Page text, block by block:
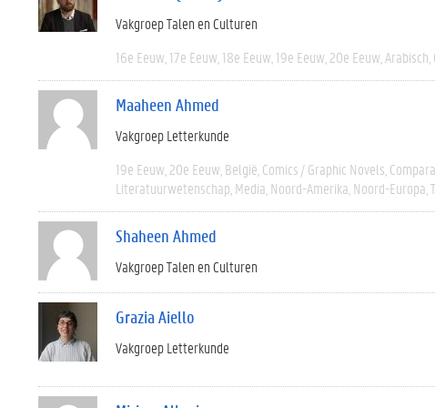
Vakgroep Talen en Culturen
16e Eeuw 17e Eeuw 18e Eeuw 19e Eeuw 20e Eeuw Arabisch
Maaheen Ahmed
Vakgroep Letterkunde
19e Eeuw 20e Eeuw België Comics / Graphic Novels
Literatuurwetenschap Media Noord-Amerika Noord-Europa
Shaheen Ahmed
Vakgroep Talen en Culturen
Grazia Aiello
Vakgroep Letterkunde